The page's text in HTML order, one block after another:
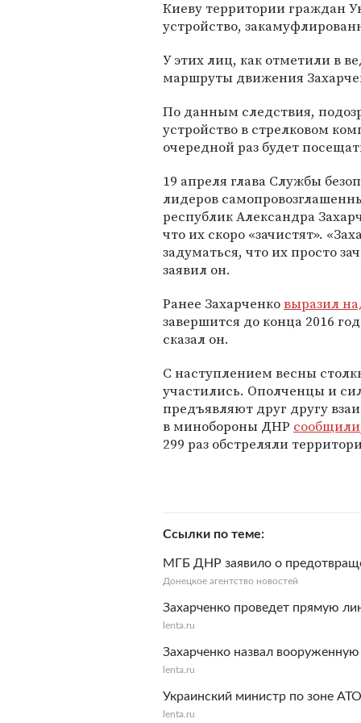
Киеву территории граждан
устройство,
У этих лиц, как отметили в
маршруты движения
По данным следствия,
устройство в стрелковом
очередной раз будет
19 апреля глава Службы
лидеров
республик Александра
что их скоро «зачистят».
задуматься, что их просто
заявил он.
Ранее Захарченковыразил
завершится до конца 2016
сказал он.
С наступлением весны
участились. Ополченцы и
предъявляют друг другу
в минобороны ДНР сообщили
299 раз обстреляли
Ссылки по теме
МГБ ДНР заявило о
Донецкое агентство новостей
Захарченко проведет прямую
lenta.ru
Захарченко назвал
lenta.ru
Украинский министр по зоне
lenta.ru